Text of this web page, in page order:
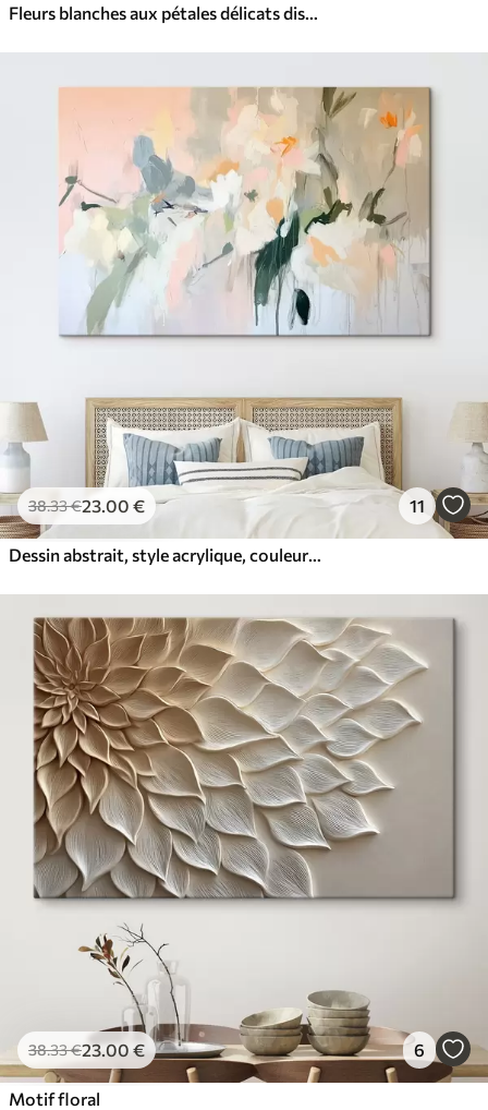
Fleurs blanches aux pétales délicats disposées dans un joli motif floral sur un fond clair
38.33€23 .00 € 11
38.33€23.00 € 6
Motif floral